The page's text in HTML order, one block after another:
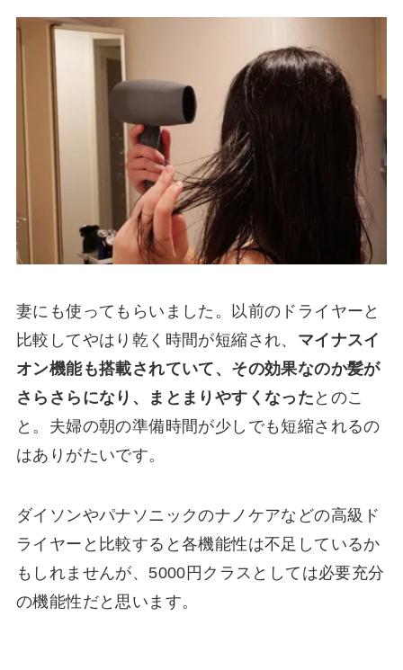
妻にも使ってもらいました。以前のドライヤーと
比較してやはり乾く時間が短縮され、 マイナスイ
オン機能も搭載されていて、その効果なのか髪が
さらさらになり、まとまりやすくなった とのこ
と。夫婦の朝の準備時間が少しでも短縮されるの
はありがたいです。
ダイソンやパナソニックのナノケアなどの高級ド
ライヤーと比較すると各機能性は不足しているか
もしれませんが、5000円クラスとしては必要充分
の機能性だと思います。